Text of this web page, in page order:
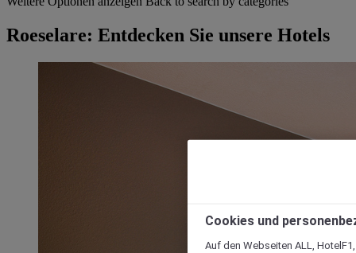
Roeselare: Entdecken Sie unsere Hotels
Cookies und
Auf den Webseiten ALL,